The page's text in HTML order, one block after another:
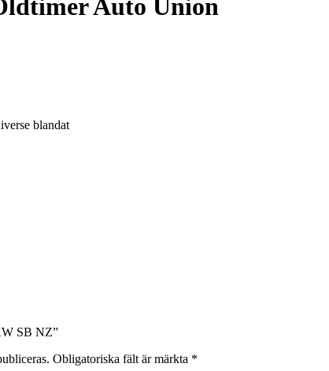
Auto Union
blandat
SB NZ”
Obligatoriska fält är märkta *